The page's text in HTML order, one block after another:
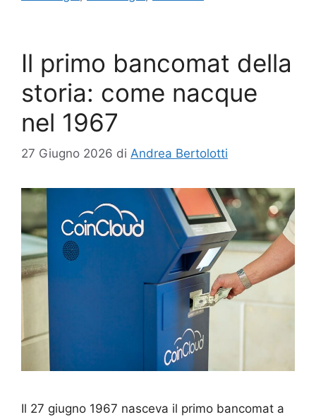
Il primo bancomat della
storia: come nacque
nel 1967
27 Giugno 2026 di Andrea Bertolotti
Il 27 giugno 1967 nasceva il primo bancomat a